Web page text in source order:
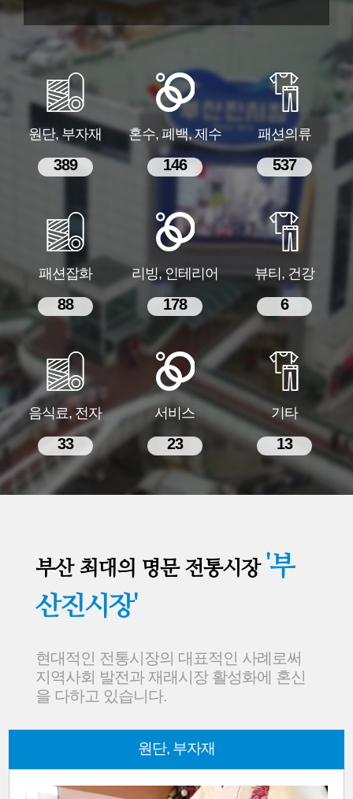
원단, 부자재
389
혼수, 폐백, 제수
146
패션의류
537
패션잡화
88
리빙, 인테리어
178
뷰티, 건강
6
음식료, 전자
33
서비스
23
기타
13
부산 최대의 명문 전통시장 '부
산진시장'
현대적인 전통시장의 대표적인 사례로써
지역사회 발전과 재래시장 활성화에 혼신
을 다하고 있습니다.
원단, 부자재